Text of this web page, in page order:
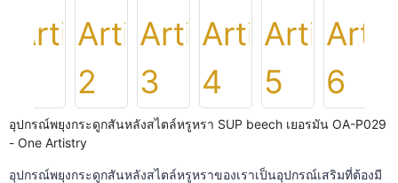
อุปกรณ์พยุงกระดูกสันหลังสไตล์หรูหรา SUP beech เยอรมัน OA-P029
- One Artistry
อุปกรณ์พยุงกระดูกสันหลังสไตล์หรูหราของเราเป็นอุปกรณ์เสริมที่ต้องมี